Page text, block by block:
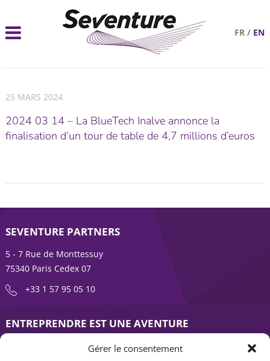
Gérer le consentement
FR / EN
25 MARS 2024
2024 03 14 – La BlueTech Inalve annonce la
finalisation d’un tour de table de 4,7 millions d’euros
SEVENTURE PARTNERS
5 - 7 Rue de Monttessuy
75340 Paris Cedex 07
+33 1 57 95 05 10
ENTREPRENDRE EST UNE AVENTURE
Expertises